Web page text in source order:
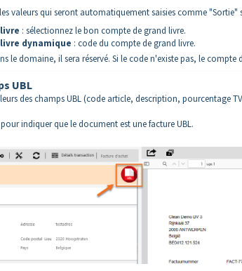
valeurs qui seront automatiquement saisies comme "Sortie"
: sélectionnez le bon compte de grand livre.
dynamique : code du compte de grand livre.
le domaine, il sera réservé. Si le code n'existe pas, le
UBL
des champs UBL (code article, description, pourcentage
indiquer que le document est une facture UBL.